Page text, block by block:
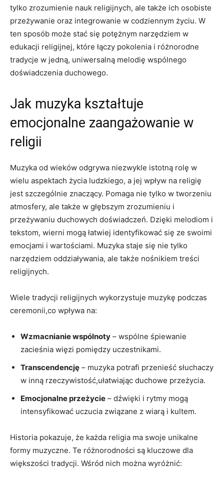
tylko zrozumienie nauk religijnych, ale także ich osobiste
przeżywanie oraz integrowanie w codziennym życiu. W
ten sposób może stać się potężnym narzędziem w
edukacji religijnej, które łączy pokolenia i różnorodne
tradycje w jedną, uniwersalną melodię wspólnego
doświadczenia duchowego.
Jak muzyka kształtuje
emocjonalne zaangażowanie w
religii
Muzyka od wieków odgrywa niezwykle istotną rolę w
wielu aspektach życia ludzkiego, a jej wpływ na religię
jest szczególnie znaczący. Pomaga nie tylko w tworzeniu
atmosfery, ale także w głębszym zrozumieniu i
przeżywaniu duchowych doświadczeń. Dzięki melodiom i
tekstom, wierni mogą łatwiej identyfikować się ze swoimi
emocjami i wartościami. Muzyka staje się nie tylko
narzędziem oddziaływania, ale także nośnikiem treści
religijnych.
Wiele tradycji religijnych wykorzystuje muzykę podczas
ceremonii,co wpływa na:
Wzmacnianie wspólnoty – wspólne śpiewanie
zacieśnia więzi pomiędzy uczestnikami.
Transcendencję – muzyka potrafi przenieść słuchaczy
w inną rzeczywistość,ułatwiając duchowe przeżycia.
Emocjonalne przeżycie – dźwięki i rytmy mogą
intensyfikować uczucia związane z wiarą i kultem.
Historia pokazuje, że każda religia ma swoje unikalne
formy muzyczne. Te różnorodności są kluczowe dla
większości tradycji. Wśród nich można wyróżnić: